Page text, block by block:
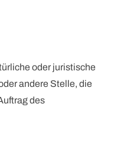
oder juristische
andere Stelle, die
des